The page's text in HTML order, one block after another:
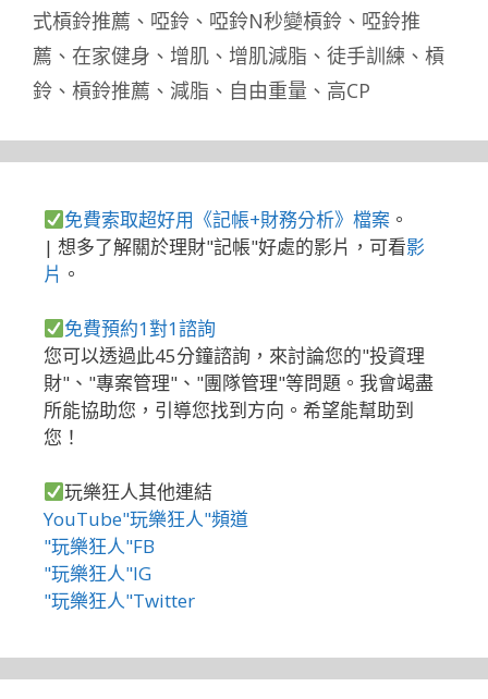
式槓鈴推薦 、 啞鈴 、 啞鈴N秒變槓鈴 、 啞鈴推
薦 、 在家健身 、 增肌 、 增肌減脂 、 徒手訓練 、 槓
鈴 、 槓鈴推薦 、 減脂 、 自由重量 、 高CP
免費索取超好用《記帳+財務分析》檔案 。
| 想多了解關於理財"記帳"好處的影片，可看影
片 。
免費預約1對1諮詢
您可以透過此45分鐘諮詢，來討論您的"投資理
財"、"專案管理"、"團隊管理"等問題。我會竭盡
所能協助您，引導您找到方向。希望能幫助到
您！
玩樂狂人其他連結
YouTube"玩樂狂人"頻道
"玩樂狂人"FB
"玩樂狂人"IG
"玩樂狂人"Twitter